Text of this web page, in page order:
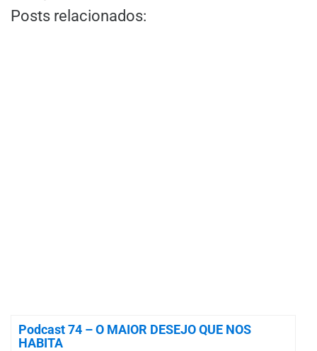
Posts relacionados:
Podcast 74 – O MAIOR DESEJO QUE NOS
HABITA